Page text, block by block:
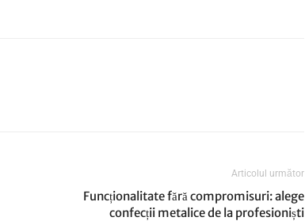
Articolul următor
Funcționalitate fără compromisuri: alege
confecții metalice de la profesioniști